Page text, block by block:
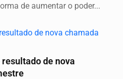
de aumentar o poder...
de nova